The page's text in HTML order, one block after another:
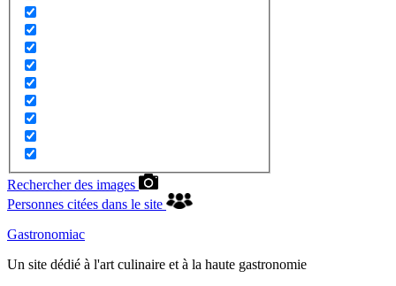
Rechercher des images
Personnes citées dans le site
Gastronomiac
Un site dédié à l'art culinaire et à la haute gastronomie